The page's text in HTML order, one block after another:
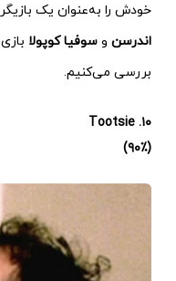
خودش را به‌عنوان یک
اندرسن و سوفیا کوپولا
بررسی می‌کنیم.
۱۰. Tootsie
(۹۰٪)